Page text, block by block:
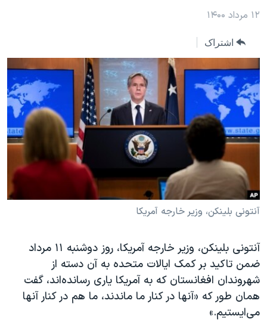
جهشورزشی
ویدیوها
فرهنگ و زندگی
حقوق شهروندی
اقتصادی
علم و فناوری
اسرائیل در جنگ
جام جهانی ۲۰۲۶
بایگانی برنامه‌های تلویزیونی
مستندها
انتخابات ریاست جمهوری آمریکا ۲۰۲۴
حمله جمهوری اسلامی به اسرائیل
رمز مهسا
ورزش زنان در ایران
اعتراضات زن، زندگی، آزادی
تریبونال مردمی آبان ۹۸
دادگاه حمید نوری
چهل سال گروگان‌گیری
قانون شفافیت دارائی کادر رهبری ایران
فرکانس‌های صدای آمریکا
پخش رادیویی
یادگیری زبان انگلیسی
دنبال کنید
زبانهای مختلف
۱۲ مرداد ۱۴۰۰
اشتراک
آنتونی بلینکن، وزیر خارجه آمریکا
آنتونی بلینکن، وزیر خارجه آمریکا، روز دوشنبه ۱۱ مرداد
ضمن تاکید بر کمک ایالات متحده به آن دسته از
شهروندان افغانستان که به آمریکا یاری رسانده‌اند، گفت
همان طور که «آنها در کنار ما ماندند، ما هم در کنار آنها
می‌ایستیم.»